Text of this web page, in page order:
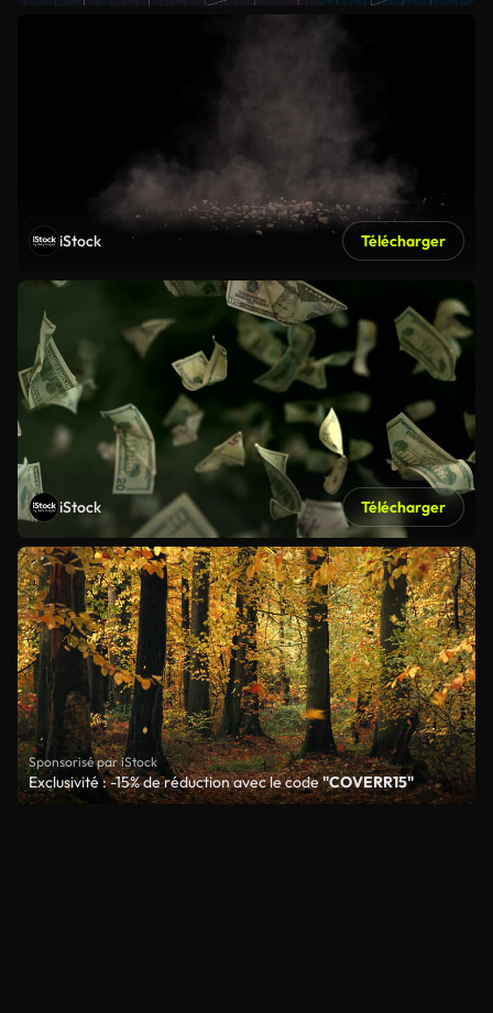
iStock Télécharger
iStock Télécharger
Sponsorisé par iStock
Exclusivité : -15% de réduction avec le code"COVERR15"